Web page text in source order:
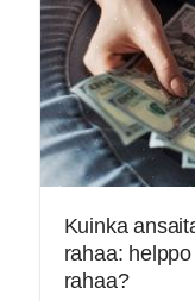
Kuinka
rahaa:
rahaa?